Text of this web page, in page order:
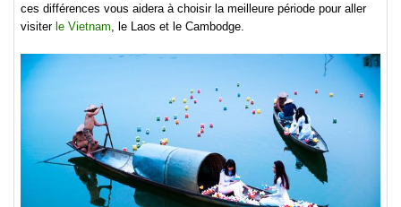
ces différences vous aidera à choisir la meilleure période pour aller
visiter le Vietnam , le Laos et le Cambodge.